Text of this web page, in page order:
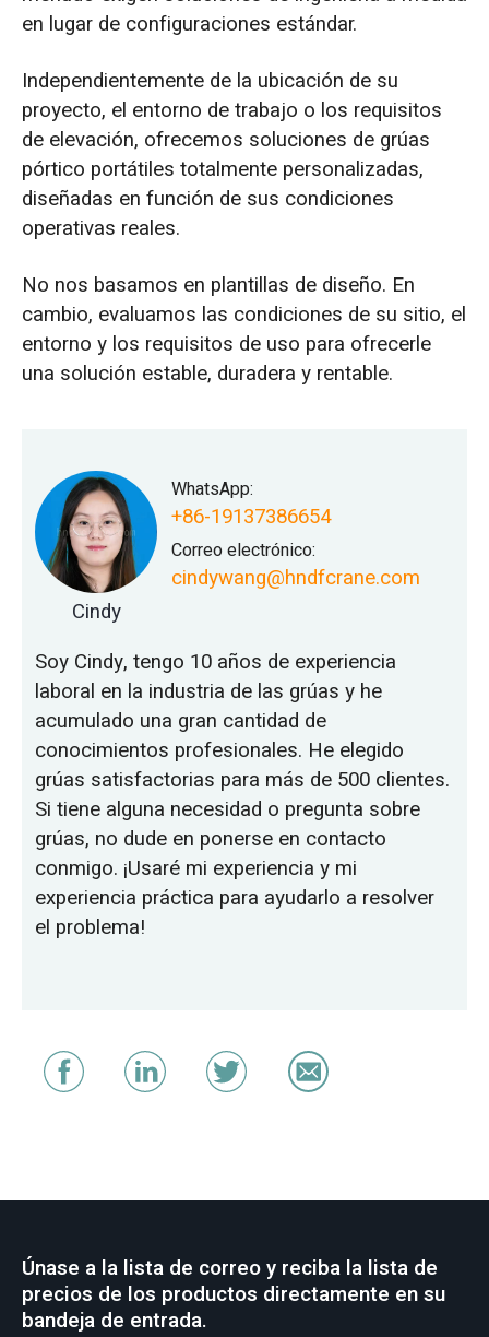
en lugar de configuraciones estándar.
Independientemente de la ubicación de su
proyecto, el entorno de trabajo o los requisitos
de elevación, ofrecemos soluciones de grúas
pórtico portátiles totalmente personalizadas,
diseñadas en función de sus condiciones
operativas reales.
No nos basamos en plantillas de diseño. En
cambio, evaluamos las condiciones de su sitio, el
entorno y los requisitos de uso para ofrecerle
una solución estable, duradera y rentable.
Cindy
WhatsApp:
+86-19137386654
Correo electrónico:
cindywang@hndfcrane.com
Soy Cindy, tengo 10 años de experiencia
laboral en la industria de las grúas y he
acumulado una gran cantidad de
conocimientos profesionales. He elegido
grúas satisfactorias para más de 500 clientes.
Si tiene alguna necesidad o pregunta sobre
grúas, no dude en ponerse en contacto
conmigo. ¡Usaré mi experiencia y mi
experiencia práctica para ayudarlo a resolver
el problema!
Únase a la lista de correo y reciba la lista de
precios de los productos directamente en su
bandeja de entrada.